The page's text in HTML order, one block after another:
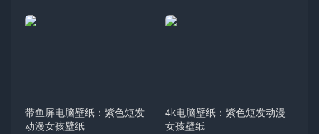
带鱼屏电脑壁纸：紫色短发
动漫女孩壁纸
4k电脑壁纸：紫色短发动漫
女孩壁纸